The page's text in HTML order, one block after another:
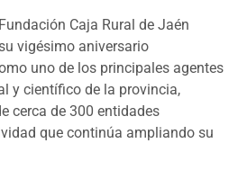
Caja Rural de Jaén
vigésimo aniversario
uno de los principales agentes
y científico de la provincia,
cerca de 300 entidades
que continúa ampliando su